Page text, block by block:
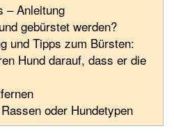
– Anleitung
gebürstet werden?
und Tipps zum Bürsten:
Hund darauf, dass er die
oder Hundetypen